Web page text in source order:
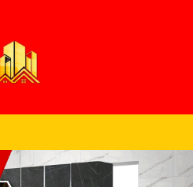
Nam